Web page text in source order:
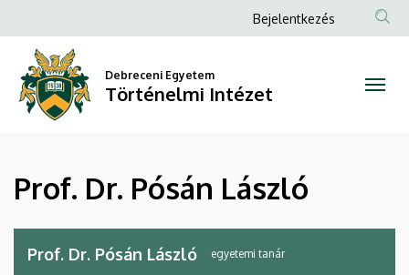
Dr.
Pósán
László
Történelmi
Intézet
a
tartalomra
Anonim
menüje
Bejelentkezés
Debreceni Egyetem
Történelmi Intézet
Prof. Dr. Pósán László
Prof. Dr. Pósán László egyetemi tanár